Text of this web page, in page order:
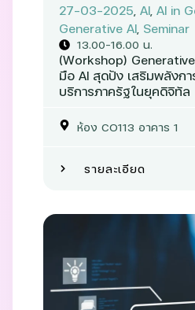
27-03-2025, AI, AI in
Generative AI, Seminar
13.00-16.00 น.
(Workshop)
มือ AI สุดปัง เสริมพลังก
บริการภาครัฐในยุคดิจิทัล
ห้อง CO113 อาคาร 1
รายละเอียด